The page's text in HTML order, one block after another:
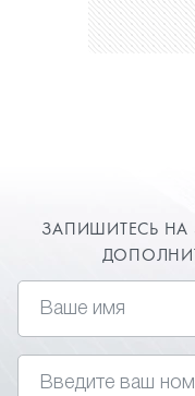
ЗАПИШИТЕСЬ НА